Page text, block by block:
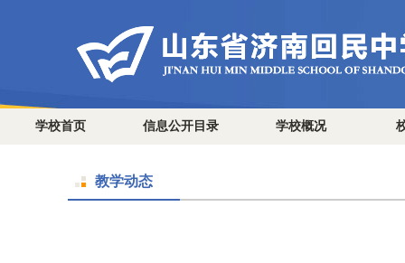
学校首页 信息公开目录 学校概况
教学动态